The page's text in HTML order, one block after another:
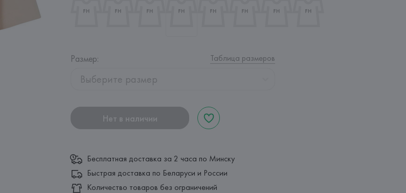
Размер: Таблица размеров
Выберите размер
Нет в наличии
Бесплатная доставка за 2 часа по Минску
Быстрая доставка по Беларуси и России
Количество товаров без ограничений